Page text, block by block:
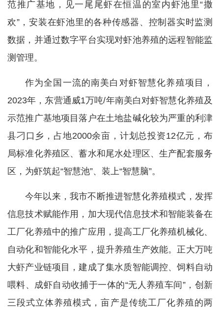
范推广基地，见一尾尾虾在恒温的室内虾池里“撒
欢”，安装在虾池里的各种传感器、控制器实时监测
数据，并通过数字平台实现对虾池养殖的远程智能监
测管理。
作为全国一流的南美白对虾智慧化养殖项目，
2023年，东营通威1万吨/年南美白对虾智慧化养殖及
示范推广基地项目落户在土地盐碱化较为严重的利津
县刁口乡，占地2000余亩，计划总投资12亿元，布
局标准化养殖区、蓄水和尾水处理区、生产配套服务
区，为虾筑起“智慧池”、装上“智慧脑”。
今年以来，我市不断推进智慧化养殖模式，发挥
信息技术赋能作用，加大现代信息技术和智能装备在
工厂化养殖中的推广应用，提高工厂化养殖机械化、
自动化和智能化水平，提升养殖生产效能。正大万吨
大虾产业链项目，建成了集水质智能调控、饲料自动
喂料、成虾自动收捕于一体的“无人养殖车间”，创新
三段式立体养殖模式，亩产是传统工厂化养殖的两